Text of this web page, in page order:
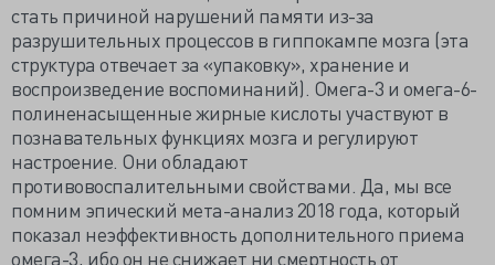
стать причиной нарушений памяти из-за
разрушительных процессов в гиппокампе мозга (эта
структура отвечает за «упаковку», хранение и
воспроизведение воспоминаний). Омега-3 и омега-6-
полиненасыщенные жирные кислоты участвуют в
познавательных функциях мозга и регулируют
настроение. Они обладают
противовоспалительными свойствами. Да, мы все
помним эпический мета-анализ 2018 года, который
показал неэффективность дополнительного приема
омега-3, ибо он не снижает ни смертность от